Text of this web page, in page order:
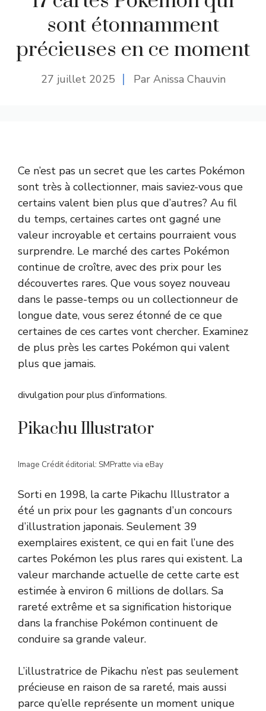
sont étonnamment
précieuses en ce moment
27 juillet 2025 Par Anissa Chauvin
Ce n’est pas un secret que les cartes Pokémon
sont très à collectionner, mais saviez-vous que
certains valent bien plus que d’autres? Au fil
du temps, certaines cartes ont gagné une
valeur incroyable et certains pourraient vous
surprendre. Le marché des cartes Pokémon
continue de croître, avec des prix pour les
découvertes rares. Que vous soyez nouveau
dans le passe-temps ou un collectionneur de
longue date, vous serez étonné de ce que
certaines de ces cartes vont chercher. Examinez
de plus près les cartes Pokémon qui valent
plus que jamais.
divulgation pour plus d’informations.
Pikachu Illustrator
Image Crédit éditorial: SMPratte via eBay
Sorti en 1998, la carte Pikachu Illustrator a
été un prix pour les gagnants d’un concours
d’illustration japonais. Seulement 39
exemplaires existent, ce qui en fait l’une des
cartes Pokémon les plus rares qui existent. La
valeur marchande actuelle de cette carte est
estimée à environ 6 millions de dollars. Sa
rareté extrême et sa signification historique
dans la franchise Pokémon continuent de
conduire sa grande valeur.
L’illustratrice de Pikachu n’est pas seulement
précieuse en raison de sa rareté, mais aussi
parce qu’elle représente un moment unique